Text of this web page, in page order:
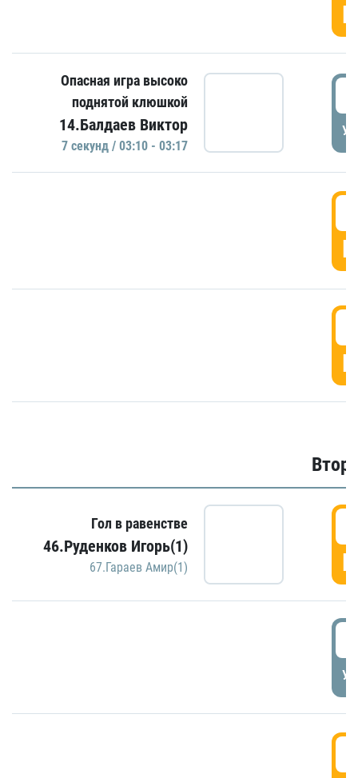
Опасная игра высоко
поднятой клюшкой
14.Балдаев Виктор
7 секунд / 03:10 - 03:17
Гол в равенстве
46.Руденков Игорь(1)
67.Гараев Амир(1)